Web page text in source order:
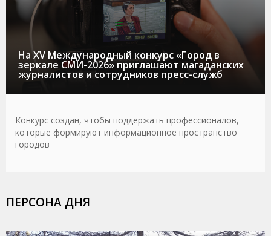
На XV Международный конкурс «Город в
зеркале СМИ-2026» приглашают магаданских
журналистов и сотрудников пресс-служб
Конкурс создан, чтобы поддержать профессионалов,
которые формируют информационное пространство
городов
ПЕРСОНА ДНЯ